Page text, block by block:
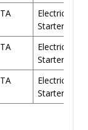
TA
Electric/Air
Starter
TA
Electric/Air
Starter
TA
Electric/Air
Starter